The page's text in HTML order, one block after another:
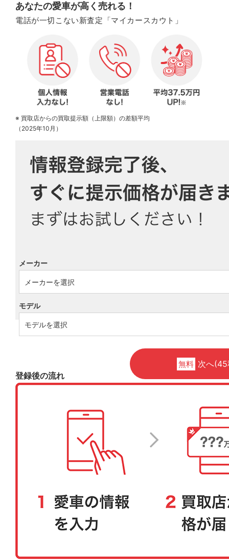
あなたの愛車が高く売れる！
電話が一切こない新査定「マイカースカウト」
※ 買取店からの買取提示額（上限額）の差額平均
（2025年10月）
メーカー
モデル
無料 次へ
登録後の流れ